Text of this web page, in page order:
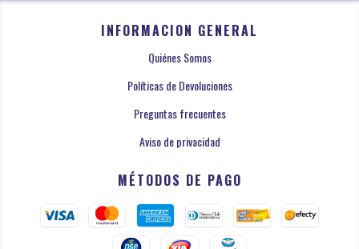
INFORMACION GENERAL
Quiénes Somos
Políticas de Devoluciones
Preguntas frecuentes
Aviso de privacidad
MÉTODOS DE PAGO